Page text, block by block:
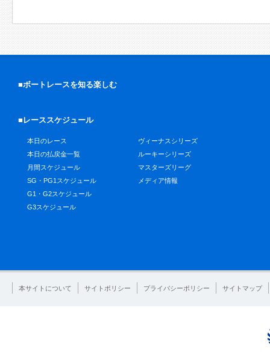
■ボートレースを知る楽しむ
■レーススケジュール
本日のレース
本日の払戻金一覧
月間スケジュール
SG・PG1スケジュール
G1・G2スケジュール
G3スケジュール
ヴィーナスシリーズ
ルーキーシリーズ
マスターズリーグ
メディア情報
本サイトについて サイトポリシー プライバシーポリシー サイトマップ